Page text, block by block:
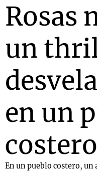
Rosas
un
en un
costero
En un pueblo costero, un